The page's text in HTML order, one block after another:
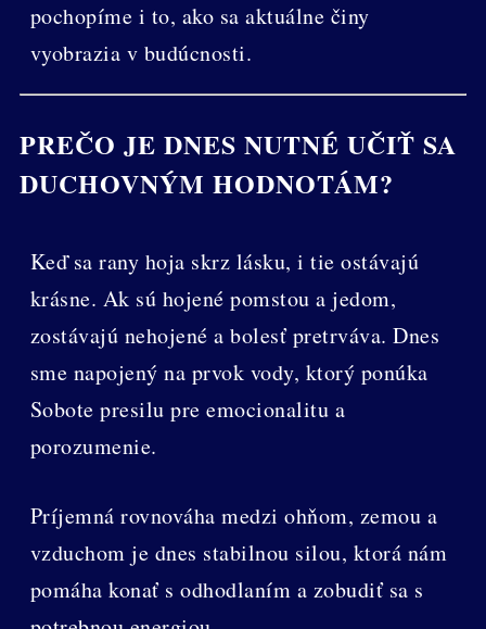
pochopíme i to, ako sa aktuálne činy
vyobrazia v budúcnosti.
PREČO JE DNES NUTNÉ UČIŤ SA
DUCHOVNÝM HODNOTÁM?
Keď sa rany hoja skrz lásku, i tie ostávajú
krásne. Ak sú hojené pomstou a jedom,
zostávajú nehojené a bolesť pretrváva. Dnes
sme napojený na prvok vody, ktorý ponúka
Sobote presilu pre emocionalitu a
porozumenie.
Príjemná rovnováha medzi ohňom, zemou a
vzduchom je dnes stabilnou silou, ktorá nám
pomáha konať s odhodlaním a zobudiť sa s